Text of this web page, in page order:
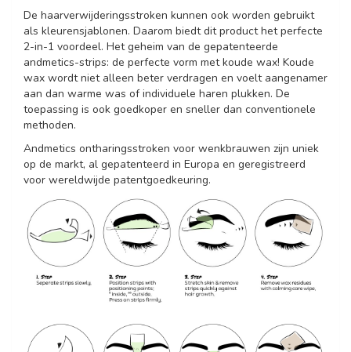
De haarverwijderingsstroken kunnen ook worden gebruikt
als kleurensjablonen. Daarom biedt dit product het perfecte
2-in-1 voordeel. Het geheim van de gepatenteerde
andmetics-strips: de perfecte vorm met koude wax! Koude
wax wordt niet alleen beter verdragen en voelt aangenamer
aan dan warme was of individuele haren plukken. De
toepassing is ook goedkoper en sneller dan conventionele
methoden.
Andmetics ontharingsstroken voor wenkbrauwen zijn uniek
op de markt, al gepatenteerd in Europa en geregistreerd
voor wereldwijde patentgoedkeuring.